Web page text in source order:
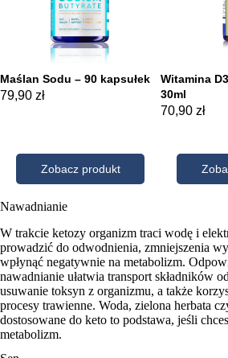
Nawadnianie
W trakcie ketozy organizm traci wodę i
prowadzić do odwodnienia, zmniejszenia
wpłynąć negatywnie na metabolizm.
nawadnianie ułatwia transport składników
usuwanie toksyn z organizmu, a także
procesy trawienne. Woda, zielona herbata
dostosowane do keto to podstawa, jeśli
metabolizm.